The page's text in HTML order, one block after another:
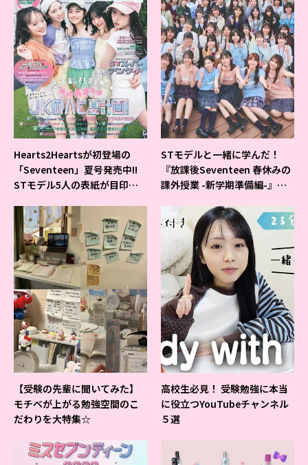
Hearts2Heartsが初登場の
「Seventeen」夏号発売中!!
STモデル5人の表紙が目印だ
STモデルと一緒に学んだ！
『放課後Seventeen 春休みの
課外授業 -新学期準備編-』イ
【受験の先輩に聞いてみた】
モチベが上がる勉強空間のこ
だわりを大特集☆
高校生必見！ 受験勉強に本当
に役立つYouTubeチャンネル
５選